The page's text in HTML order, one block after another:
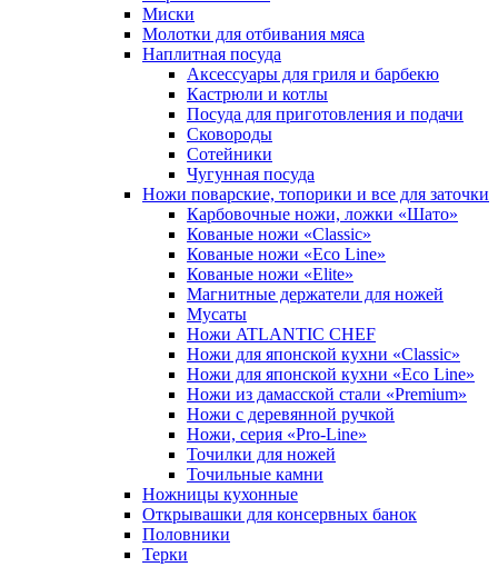
Миски
Молотки для отбивания мяса
Наплитная посуда
Аксессуары для гриля и барбекю
Кастрюли и котлы
Посуда для приготовления и подачи
Сковороды
Сотейники
Чугунная посуда
Ножи поварские, топорики и все для заточки
Карбовочные ножи, ложки «Шато»
Кованые ножи «Classic»
Кованые ножи «Eco Line»
Кованые ножи «Elite»
Магнитные держатели для ножей
Мусаты
Ножи ATLANTIC CHEF
Ножи для японской кухни «Classic»
Ножи для японской кухни «Eco Line»
Ножи из дамасской стали «Premium»
Ножи с деревянной ручкой
Ножи, серия «Pro-Line»
Точилки для ножей
Точильные камни
Ножницы кухонные
Открывашки для консервных банок
Половники
Терки